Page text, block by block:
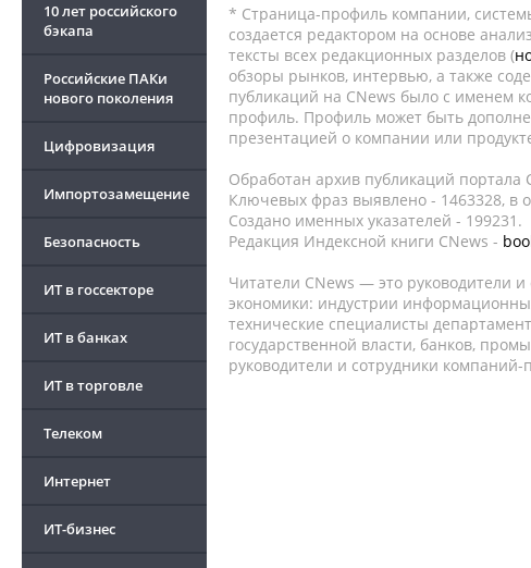
10 лет российского
бэкапа
Российские ПАКи
нового поколения
Цифровизация
Импортозамещение
Безопасность
ИТ в госсекторе
ИТ в банках
ИТ в торговле
Телеком
Интернет
ИТ-бизнес
* Страница-профиль компании,
создается редактором на основе
тексты всех редакционных разделов (
обзоры рынков, интервью, а также
публикаций на CNews было с именем
профиль. Профиль может быть
презентацией о компании или
Обработан архив публикаций портала
Ключевых фраз выявлено - 1463328, в
Создано именных указателей - 199231.
Редакция Индексной книги CNews -
Читатели CNews — это руководители
экономики: индустрии
технические специалисты
государственной власти, банков,
руководители и сотрудники